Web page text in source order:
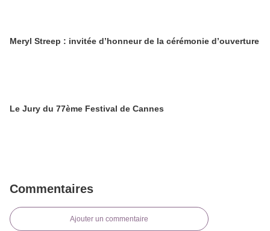
Meryl Streep : invitée d’honneur de la cérémonie d’ouverture
Le Jury du 77ème Festival de Cannes
Commentaires
Ajouter un commentaire